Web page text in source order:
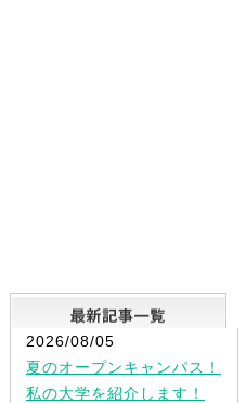
2026/08/05
夏のオープンキャンパス！
私の大学を紹介します！